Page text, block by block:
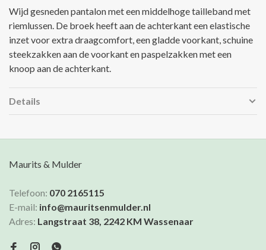
Wijd gesneden pantalon met een middelhoge tailleband met
riemlussen. De broek heeft aan de achterkant een elastische
inzet voor extra draagcomfort, een gladde voorkant, schuine
steekzakken aan de voorkant en paspelzakken met een
knoop aan de achterkant.
Details
Maurits & Mulder
Telefoon: 070 2165115
E-mail: info@mauritsenmulder.nl
Adres: Langstraat 38, 2242 KM Wassenaar